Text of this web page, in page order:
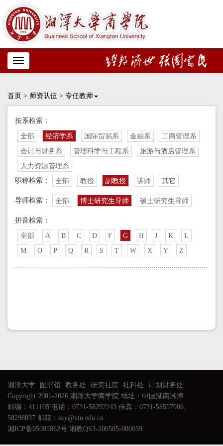
Toggle
navigation
首页 > 师资队伍 > 专任教师
按系检索：
全部 经济学系 国际贸易系 金融系
工商管理系
会计与财务系
管理科学与工程系
旅游与酒店管理系
人力资源管理系
职称检索：
全部 教授 副教授 讲师 其它
导师检索： 全部 博士研究生导师 硕士研究生导师
拼音检索：
全部 A B C D F G H J K
L
M
O P Q R S T W X Y Z
湘潭大学 图书馆 教务处 研究社院 社科处
计划财务处
Copyright 2001-2026 湘潭大学商学院 地址：中国湖南湘潭
邮编：411105 电话：0731-58292243 传真：0731-58597906、
58298837 邮箱：sxy@xtu.edu.cn
湘ICP备05005862号 湘教QS3-200505-000059